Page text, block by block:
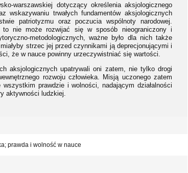
warszawskiej dotyczący określenia aksjologicznego
trwałych fundamentów aksjologicznych
patriotyzmu oraz poczucia wspólnoty narodowej.
nie może rozwijać się w sposób nieograniczony i
metodologicznych, ważne było dla nich także
strzec jej przed czynnikami ją deprecjonującymi i
że w nauce powinny urzeczywistniać się wartości.
aksjologicznych upatrywali oni zatem, nie tylko drogi
rozwoju człowieka. Misją uczonego zatem
prawdzie i wolności, nadającym działalności
aktywności ludzkiej.
prawda i wolność w nauce